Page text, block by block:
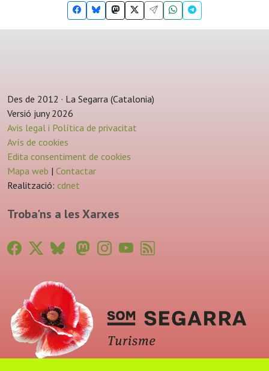
Des de 2012 · La Segarra (Catalonia)
Versió juny 2026
Avis legal i Política de privacitat
Avís de cookies
Edita consentiment de cookies
Mapa web | Contactar
Realització: cdnet
Troba'ns a les Xarxes